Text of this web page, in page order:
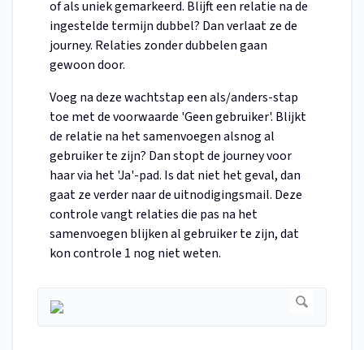
of als uniek gemarkeerd. Blijft een relatie na de
ingestelde termijn dubbel? Dan verlaat ze de
journey. Relaties zonder dubbelen gaan
gewoon door.
Voeg na deze wachtstap een als/anders-stap
toe met de voorwaarde 'Geen gebruiker'. Blijkt
de relatie na het samenvoegen alsnog al
gebruiker te zijn? Dan stopt de journey voor
haar via het 'Ja'-pad. Is dat niet het geval, dan
gaat ze verder naar de uitnodigingsmail. Deze
controle vangt relaties die pas na het
samenvoegen blijken al gebruiker te zijn, dat
kon controle 1 nog niet weten.